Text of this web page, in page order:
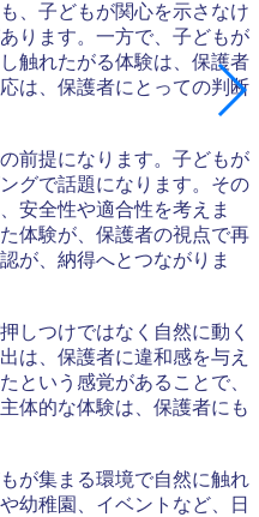
、子どもが関心を示さなけ
ります。一方で、子どもが
触れたがる体験は、保護者
は、保護者にとっての判断
前提になります。子どもが
グで話題になります。その
安全性や適合性を考えま
体験が、保護者の視点で再
が、納得へとつながりま
しつけではなく自然に動く
は、保護者に違和感を与え
という感覚があることで、
体的な体験は、保護者にも
が集まる環境で自然に触れ
幼稚園、イベントなど、日